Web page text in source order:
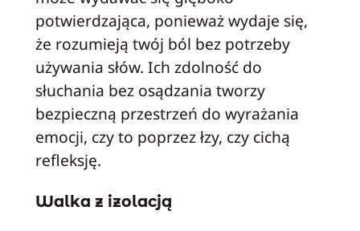
potwierdzająca, ponieważ wydaje się,
że rozumieją twój ból bez potrzeby
używania słów. Ich zdolność do
słuchania bez osądzania tworzy
bezpieczną przestrzeń do wyrażania
emocji, czy to poprzez łzy, czy cichą
refleksję.
Walka z izolacją